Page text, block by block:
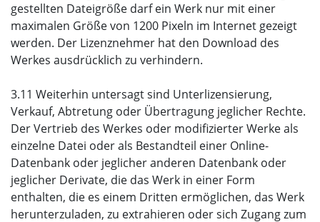
gestellten Dateigröße darf ein Werk nur mit einer
maximalen Größe von 1200 Pixeln im Internet gezeigt
werden. Der Lizenznehmer hat den Download des
Werkes ausdrücklich zu verhindern.
3.11 Weiterhin untersagt sind Unterlizensierung,
Verkauf, Abtretung oder Übertragung jeglicher Rechte.
Der Vertrieb des Werkes oder modifizierter Werke als
einzelne Datei oder als Bestandteil einer Online-
Datenbank oder jeglicher anderen Datenbank oder
jeglicher Derivate, die das Werk in einer Form
enthalten, die es einem Dritten ermöglichen, das Werk
herunterzuladen, zu extrahieren oder sich Zugang zum